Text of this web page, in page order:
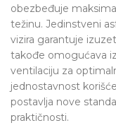
obezbeđuje
težinu. Jedinstveni
vizira garantuje
takođe omogućava
ventilaciju za
jednostavnost
postavlja nove
praktičnosti.